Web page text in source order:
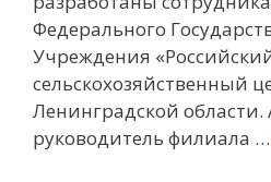
Федерального
Учреждения
сельскохозяйственный
Ленинградской области.
руководитель филиала …